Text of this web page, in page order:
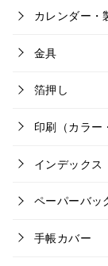
カレンダー・
金具
箔押し
印刷（カラー
インデックス
ペーパーバッ
手帳カバー